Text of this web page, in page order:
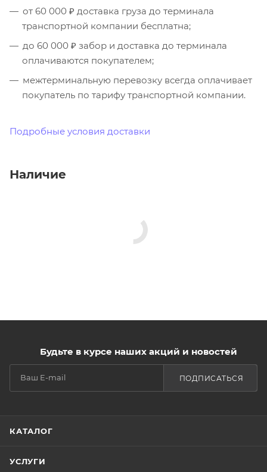
от 60 000 ₽ доставка груза до терминала
транспортной компании бесплатна;
до 60 000 ₽ забор и доставка до терминала
оплачиваются покупателем;
межтерминальную перевозку всегда оплачивает
покупатель по тарифу транспортной компании.
Подробные условия доставки
Наличие
Будьте в курсе наших акций и новостей
ПОДПИСАТЬСЯ
КАТАЛОГ
УСЛУГИ